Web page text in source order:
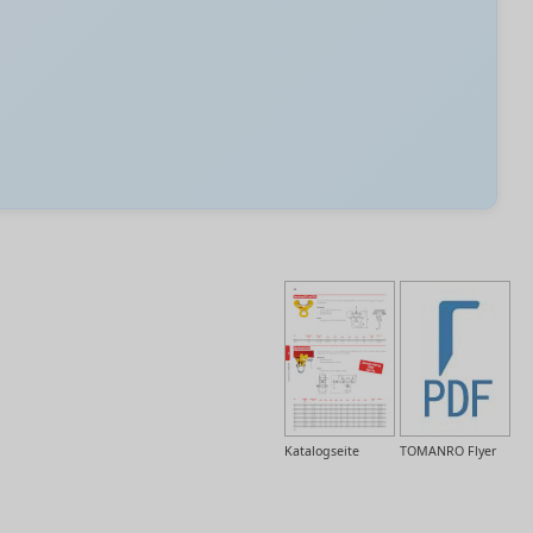
TOMANRO Flyer
Katalogseite